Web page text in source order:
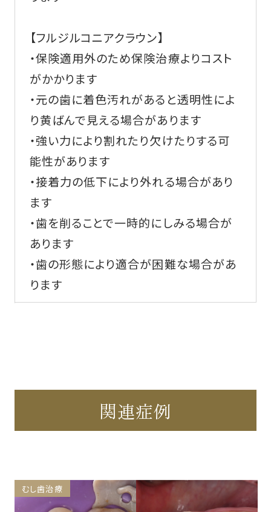
【フルジルコニアクラウン】
・保険適用外のため保険治療よりコスト
がかかります
・元の歯に着色汚れがあると透明性によ
り黄ばんで見える場合があります
・強い力により割れたり欠けたりする可
能性があります
・接着力の低下により外れる場合があり
ます
・歯を削ることで一時的にしみる場合が
あります
・歯の形態により適合が困難な場合があ
ります
関連症例
むし歯治療